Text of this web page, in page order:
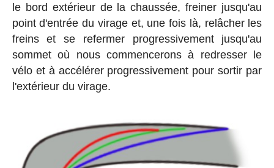
le bord extérieur de la chaussée, freiner jusqu'au
point d'entrée du virage et, une fois là, relâcher les
freins et se refermer progressivement jusqu'au
sommet où nous commencerons à redresser le
vélo et à accélérer progressivement pour sortir par
l'extérieur du virage.